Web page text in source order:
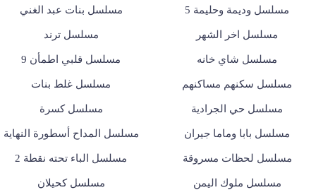
مسلسل وديمة وحليمة 5 مسلسل بنات عبد الغني
مسلسل اخر الشهر مسلسل ترند
مسلسل شاي خانه مسلسل قلبي اطمأن 9
مسلسل سكنهم مساكنهم مسلسل غلط بنات
مسلسل حي الجرادية مسلسل كسرة
مسلسل بابا وماما جيران مسلسل المداح أسطورة النهاية
مسلسل لحظات مسروقة مسلسل الباء تحته نقطة 2
مسلسل ملوك اليمن مسلسل كحيلان